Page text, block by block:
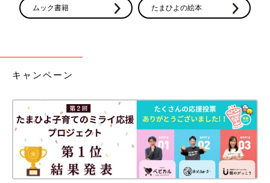
ムック書籍 たまひよの絵本
キャンペーン